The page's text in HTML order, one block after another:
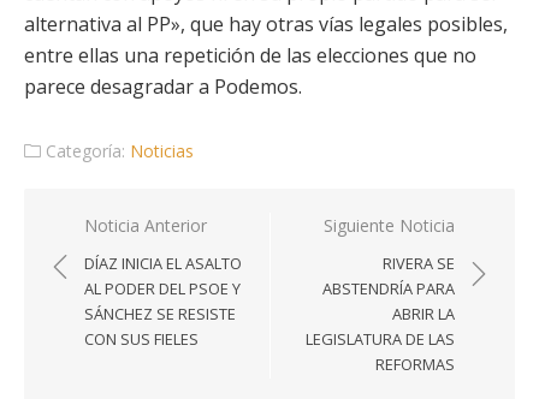
alternativa al PP», que hay otras vías legales posibles,
entre ellas una repetición de las elecciones que no
parece desagradar a Podemos.
Categoría: Noticias
Navegación
de
entradas
Noticia Anterior
DÍAZ INICIA EL ASALTO
AL PODER DEL PSOE Y
SÁNCHEZ SE RESISTE
CON SUS FIELES
Siguiente Noticia
RIVERA SE
ABSTENDRÍA PARA
ABRIR LA
LEGISLATURA DE LAS
REFORMAS